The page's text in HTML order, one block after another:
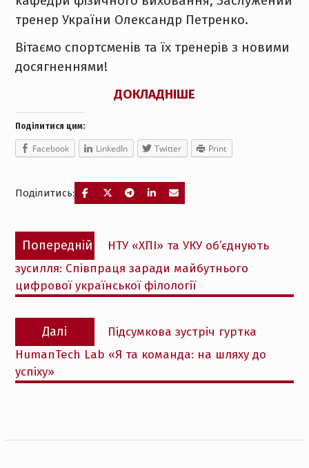
тренер України Олександр Петренко.
Вітаємо спортсменів та їх тренерів з новими
досягненнями!
ДОКЛАДНІШЕ
Поділитися цим:
Facebook LinkedIn Twitter Print
Поділитись:
Навігація
записів
Попередній
запис:
НТУ «ХПІ» та УКУ об’єднують
зусилля: Співпраця заради майбутнього
цифрової української філології
Далі
Наступний
запис:
Підсумкова зустріч гуртка
HumanTech Lab «Я та команда: на шляху до
успіху»